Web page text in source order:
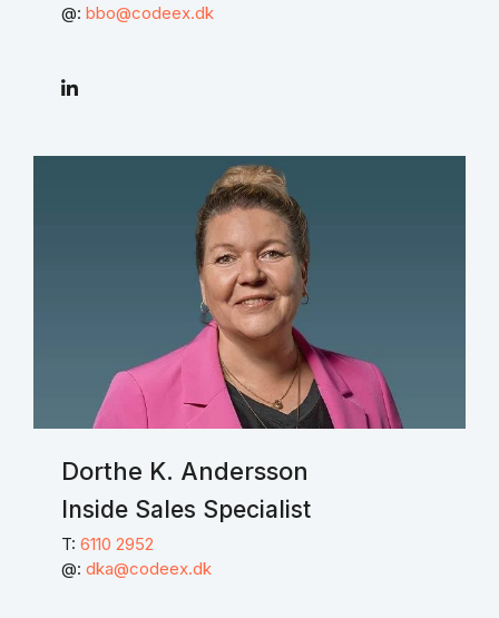
@: bbo@codeex.dk
Dorthe K. Andersson
Inside Sales Specialist
T: 6110 2952
@: dka@codeex.dk